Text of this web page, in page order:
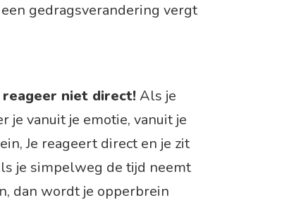
gedragsverandering vergt
reageer niet direct!Als je
je vanuit je emotie, vanuit je
Je reageert direct en je zit
je simpelweg de tijd neemt
dan wordt je opperbrein